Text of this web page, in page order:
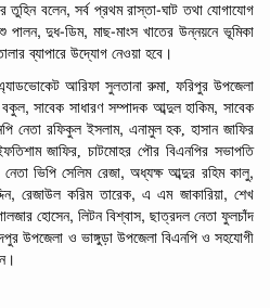
তুহিন বলেন,সর্ব প্রথম রাস্তা-ঘাট তথা যোগাযোগ
পালন,দুধ-ডিম,মাছ-মাংস খাতের উন্নয়নে ভূমিকা
ব্যাপারে উদ্যোগ নেওয়া হবে।
আরিফা সুলতানা রুমা, ফরিপুর উপজেলা
বকুল,সাবেক সাধারণ সম্পাদক আব্দুল হাকিম,সাবেক
নেতা রফিকুল ইসলাম, এনামুল হক, হাসান জাফির
জাফির, চাটমোহর পৌর বিএনপির সভাপতি
নেতা ভিপি সেলিম রেজা, অধ্যক্ষ আব্দুর রহিম কালু,
,রেজাউল করিম তারেক,এ এম জাকারিয়া,শেখ
হোসেন, লিটন বিশ্বাস, ছাত্রদল নেতা ফুলচাঁদ
উপজেলা ও ভাঙ্গুড়া উপজেলা বিএনপি ও সহযোগী